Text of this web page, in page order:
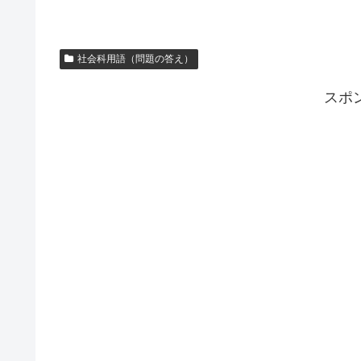
社会科用語（問題の答え）
スポ